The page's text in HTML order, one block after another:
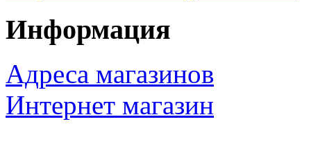
Информация
Адреса магазинов
Интернет магазин